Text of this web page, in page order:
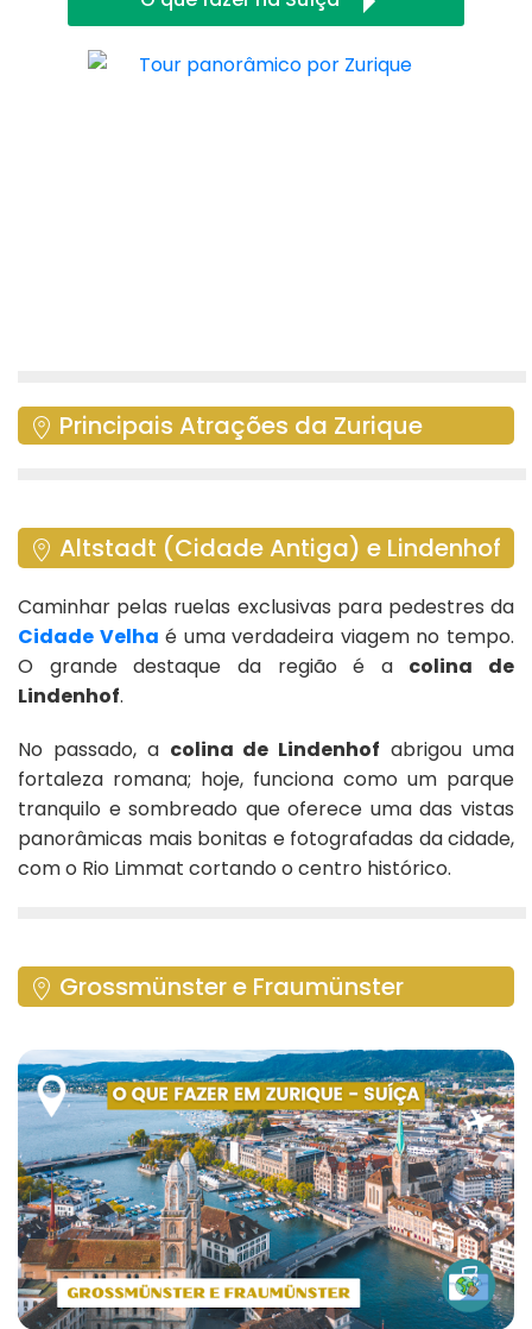
Principais Atrações da Zurique
Altstadt (Cidade Antiga) e Lindenhof
Caminhar pelas ruelas exclusivas para pedestres da
Cidade Velha é uma verdadeira viagem no tempo.
O grande destaque da região é a colina de
Lindenhof.
No passado, a colina de Lindenhof abrigou uma
fortaleza romana; hoje, funciona como um parque
tranquilo e sombreado que oferece uma das vistas
panorâmicas mais bonitas e fotografadas da cidade,
com o Rio Limmat cortando o centro histórico.
Grossmünster e Fraumünster